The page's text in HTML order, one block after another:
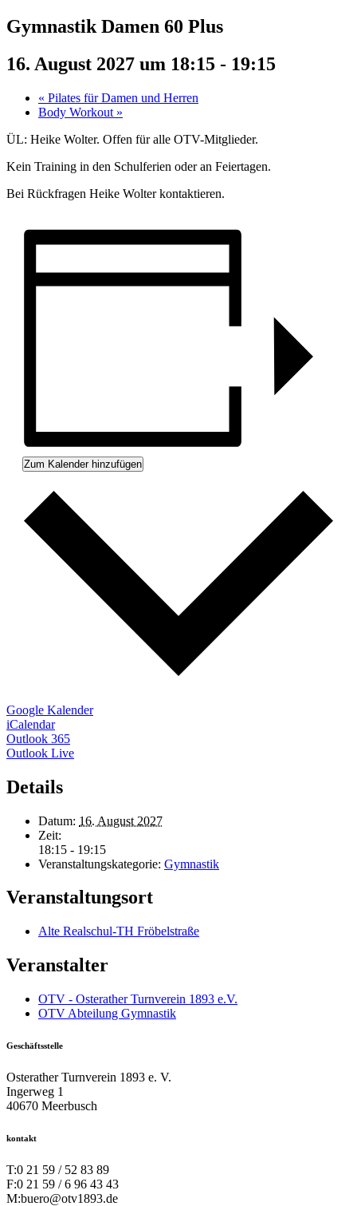
Gymnastik Damen 60 Plus
16. August 2027 um 18:15 - 19:15
« Pilates für Damen und Herren
Body Workout »
ÜL: Heike Wolter. Offen für alle OTV-Mitglieder.
Kein Training in den Schulferien oder an Feiertagen.
Bei Rückfragen Heike Wolter kontaktieren.
Zum Kalender hinzufügen
Google Kalender
iCalendar
Outlook 365
Outlook Live
Details
Datum: 16. August 2027
Zeit:
18:15 - 19:15
Veranstaltungskategorie: Gymnastik
Veranstaltungsort
Alte Realschul-TH Fröbelstraße
Veranstalter
OTV - Osterather Turnverein 1893 e.V.
OTV Abteilung Gymnastik
Geschäftsstelle
Osterather Turnverein 1893 e. V.
Ingerweg 1
40670 Meerbusch
kontakt
T:0 21 59 / 52 83 89
F:0 21 59 / 6 96 43 43
M:buero@otv1893.de